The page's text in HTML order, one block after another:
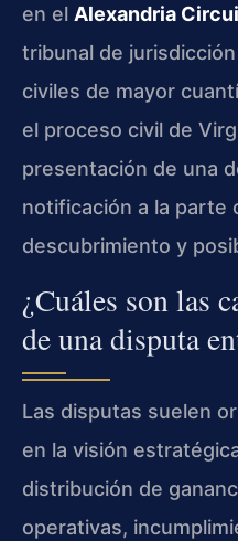
en el Alexandria
tribunal de
civiles de mayor
el proceso civil de
presentación de una
notificación a la parte
descubrimiento y
¿Cuáles son las
de una disputa
Las disputas suelen
en la visión
distribución de
operativas,